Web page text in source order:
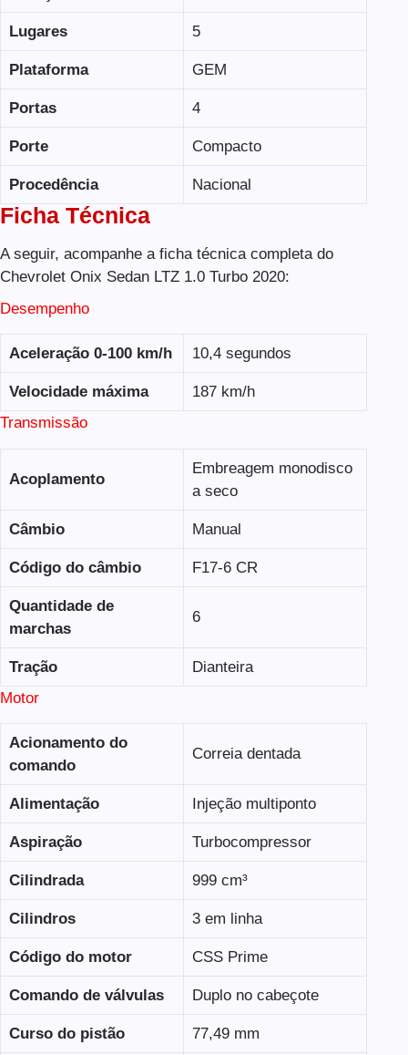
Lugares 5
Plataforma GEM
Portas 4
Porte Compacto
Procedência Nacional
Ficha Técnica
A seguir, acompanhe a ficha técnica completa do
Chevrolet Onix Sedan LTZ 1.0 Turbo 2020:
Desempenho
Aceleração 0-100 km/h 10,4 segundos
Velocidade máxima
187 km/h
Transmissão
Acoplamento
Embreagem monodisco
a seco
Câmbio Manual
Código do câmbio F17-6 CR
Quantidade de
marchas
6
Tração
Dianteira
Motor
Acionamento do
comando
Correia dentada
Alimentação Injeção multiponto
Aspiração Turbocompressor
Cilindrada 999 cm³
Cilindros 3 em linha
Código do motor CSS Prime
Comando de válvulas Duplo no cabeçote
Curso do pistão 77,49 mm